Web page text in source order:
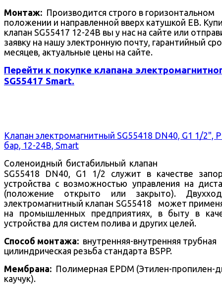
Монтаж: Производится строго в горизонтальном
положении и направленной вверх катушкой EB.
клапан SG55417 12-24В вы у нас на сайте или
заявку на нашу электронную почту, гарантийный
месяцев, актуальные цены на сайте.
Перейти к покупке клапана
SG55417 Smart.
Клапан электромагнитный SG55418 DN40, G1 1/2",
бар, 12-24В, Smart
Соленоидный бистабильный клапан
SG55418 DN40, G1 1/2 служит в качестве
устройства с возможностью управления на
(положение открыто или закрыто).
электромагнитный клапан SG55418 может
на промышленных предприятиях, в быту в
устройства для систем полива и других целей.
Способ монтажа: внутренняя-внутренняя трубная
цилиндрическая резьба стандарта BSPP.
Mембрана: Полимерная EPDM (Этилен-пропилен-
каучук).